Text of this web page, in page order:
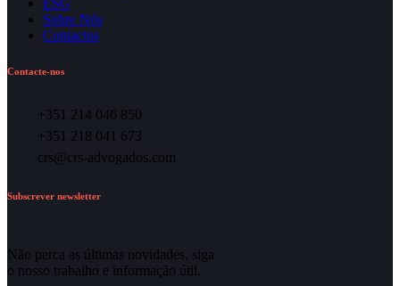
ESG
Sobre Nós
Contactos
Contacte-nos
+351 214 046 850
+351 218 041 673
crs@crs-advogados.com
Subscrever newsletter
Não perca as últimas novidades, siga
o nosso trabalho e informação útil.